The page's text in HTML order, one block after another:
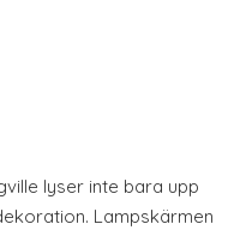
lyser inte bara upp
Lampskärmen